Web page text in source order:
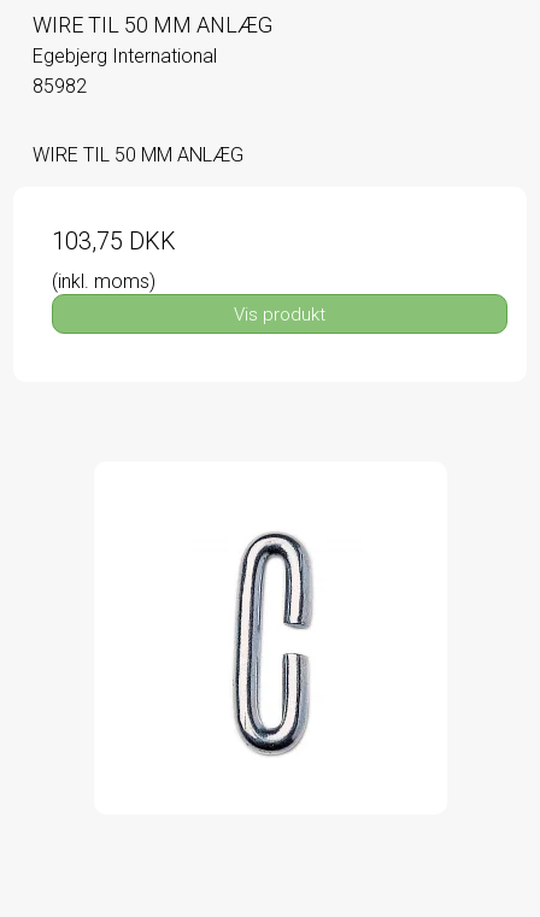
WIRE TIL 50 MM ANLÆG
Egebjerg International
85982
WIRE TIL 50 MM ANLÆG
103,75 DKK
(inkl. moms)
Vis produkt